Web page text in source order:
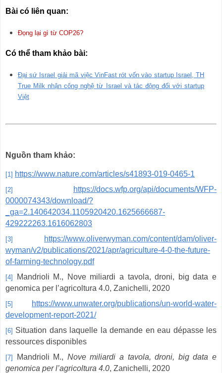
Bài có liên quan:
Đọng lại gì từ COP26?
Có thể tham khảo bài:
Đại sứ Israel giải mã việc VinFast rót vốn vào startup Israel, TH
True Milk nhận công nghệ từ Israel và tác động đối với startup
Việt
Nguồn tham khảo:
[1] https://www.nature.com/articles/s41893-019-0465-1
[2]
https://docs.wfp.org/api/documents/WFP-
0000074343/download/?
_ga=2.140642034.1105920420.1625666687-
429222263.1616062803
[3]
https://www.oliverwyman.com/content/dam/oliver-
wyman/v2/publications/2021/apr/agriculture-4-0-the-future-
of-farming-technology.pdf
[4]
Mandrioli M., Nove miliardi a tavola, droni, big data e
genomica per l’agricoltura 4.0, Zanichelli, 2020
[5]
https://www.unwater.org/publications/un-world-water-
development-report-2021/
[6] Situation dans laquelle la demande en eau dépasse les
ressources disponibles
[7] Mandrioli M., Nove miliardi a tavola, droni, big data e
genomica per l’agricoltura 4.0, Zanichelli, 2020